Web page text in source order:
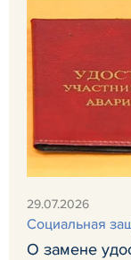
29.07.2026
Социальная
О замене